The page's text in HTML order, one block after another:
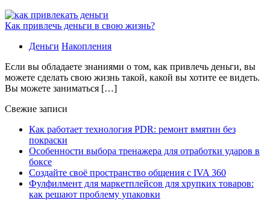
Как привлечь деньги в свою жизнь?
Деньги Накопления
Если вы обладаете знаниями о том, как привлечь деньги, вы
можете сделать свою жизнь такой, какой вы хотите ее видеть.
Вы можете заниматься […]
Свежие записи
Как работает технология PDR: ремонт вмятин без
покраски
Особенности выбора тренажера для отработки ударов в
боксе
Создайте своё пространство общения с IVA 360
Фулфилмент для маркетплейсов для хрупких товаров:
как решают проблему упаковки